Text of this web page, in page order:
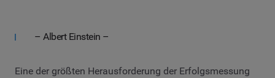
– Albert Einstein –
Eine der größten Herausforderung der Erfolgsmessung